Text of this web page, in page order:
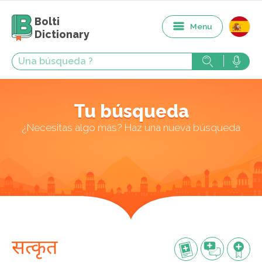
Bolti
Dictionary
Menu
Tu búsqueda
¿Necesitas algo más? Haz una nueva búsqueda
सत्कृत